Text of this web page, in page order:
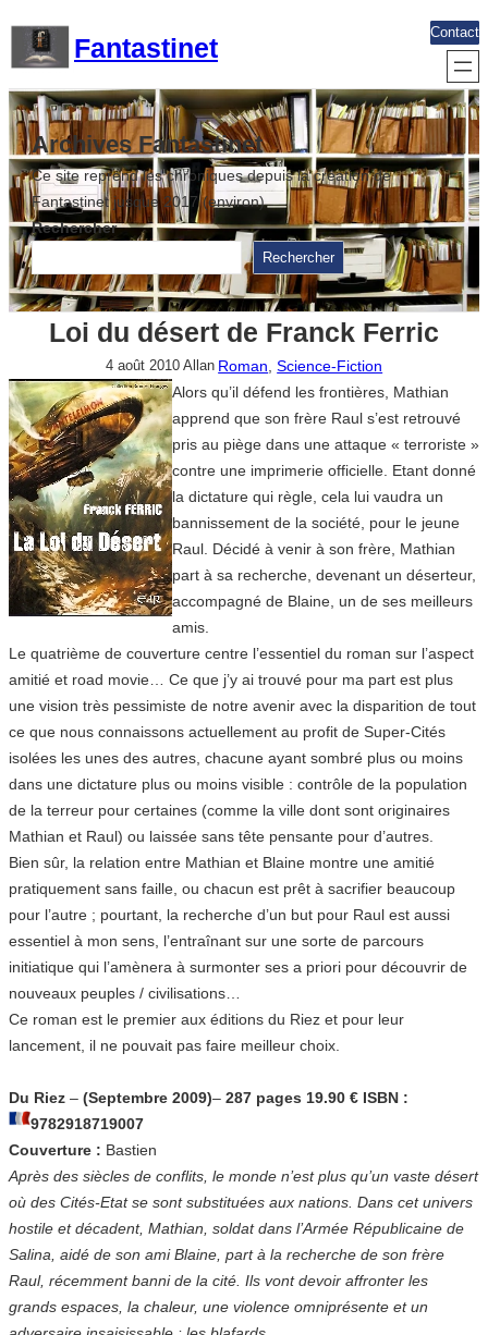
contenu
Fantastinet
Contact
Archives Fantastinet
Ce site reprend les chroniques depuis la création de
Fantastinet jusque 2017 (environ)
Rechercher
Rechercher
Loi du désert de Franck Ferric
4 août 2010 Allan Roman , Science-Fiction
Alors qu’il défend les frontières, Mathian
apprend que son frère Raul s’est retrouvé
pris au piège dans une attaque « terroriste »
contre une imprimerie officielle. Etant donné
la dictature qui règle, cela lui vaudra un
bannissement de la société, pour le jeune
Raul. Décidé à venir à son frère, Mathian
part à sa recherche, devenant un déserteur,
accompagné de Blaine, un de ses meilleurs
amis.
Le quatrième de couverture centre l’essentiel du roman sur l’aspect
amitié et road movie… Ce que j’y ai trouvé pour ma part est plus
une vision très pessimiste de notre avenir avec la disparition de tout
ce que nous connaissons actuellement au profit de Super-Cités
isolées les unes des autres, chacune ayant sombré plus ou moins
dans une dictature plus ou moins visible : contrôle de la population
de la terreur pour certaines (comme la ville dont sont originaires
Mathian et Raul) ou laissée sans tête pensante pour d’autres.
Bien sûr, la relation entre Mathian et Blaine montre une amitié
pratiquement sans faille, ou chacun est prêt à sacrifier beaucoup
pour l’autre ; pourtant, la recherche d’un but pour Raul est aussi
essentiel à mon sens, l’entraînant sur une sorte de parcours
initiatique qui l’amènera à surmonter ses a priori pour découvrir de
nouveaux peuples / civilisations…
Ce roman est le premier aux éditions du Riez et pour leur
lancement, il ne pouvait pas faire meilleur choix.
Du Riez – (Septembre 2009)– 287 pages 19.90 € ISBN :
9782918719007
Couverture : Bastien
Après des siècles de conflits, le monde n’est plus qu’un vaste désert
où des Cités-Etat se sont substituées aux nations. Dans cet univers
hostile et décadent, Mathian, soldat dans l’Armée Républicaine de
Salina, aidé de son ami Blaine, part à la recherche de son frère
Raul, récemment banni de la cité. Ils vont devoir affronter les
grands espaces, la chaleur, une violence omniprésente et un